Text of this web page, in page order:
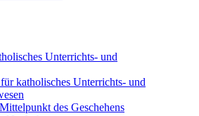
Unterrichts- und
katholisches Unterrichts- und
des Geschehens